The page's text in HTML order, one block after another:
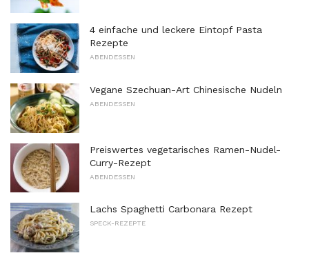
4 einfache und leckere Eintopf Pasta
Rezepte
ABENDESSEN
Vegane Szechuan-Art Chinesische Nudeln
ABENDESSEN
Preiswertes vegetarisches Ramen-Nudel-
Curry-Rezept
ABENDESSEN
Lachs Spaghetti Carbonara Rezept
SPECK-REZEPTE